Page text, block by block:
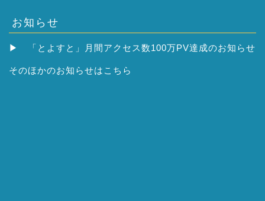
お知らせ
▶ 「とよすと」月間アクセス数100万PV達成のお知らせ
そのほかのお知らせはこちら